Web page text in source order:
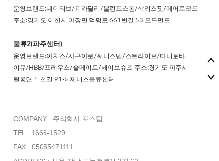
운영브랜드:네이티브/피카딜리/블런드스톤/삭리스핏/에어로코드
주소:경기도 이천시 마장면 덕평로 661번길 53 모두먼트
물류2(파주센터)
운영브랜드:아치스/사구아로/써니스텝/스트라이브/마니토바
이뮤/HBB/프레우스/솔메이트/세이브슈즈 주소:경기도 파주시
월롱면 누현길 91-5 제니스물류센터
COMPANY : 주식회사 포스팀
TEL : 1666-1529
FAX : 05055471111